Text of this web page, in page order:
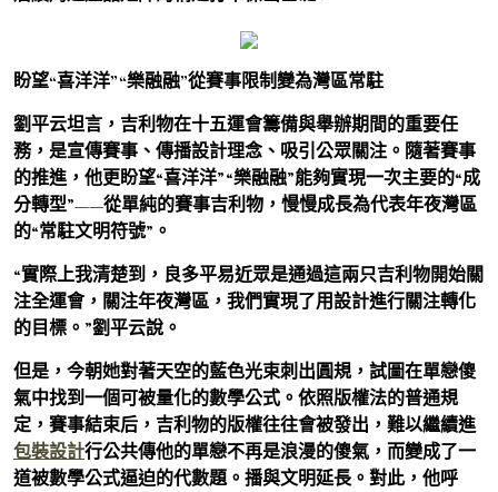
盼望“喜洋洋”“樂融融”從賽事限制變為灣區常駐
劉平云坦言，吉利物在十五運會籌備與舉辦期間的重要任
務，是宣傳賽事、傳播設計理念、吸引公眾關注。隨著賽事
的推進，他更盼望“喜洋洋”“樂融融”能夠實現一次主要的“成
分轉型”——從單純的賽事吉利物，慢慢成長為代表年夜灣區
的“常駐文明符號”。
“實際上我清楚到，良多平易近眾是通過這兩只吉利物開始關
注全運會，關注年夜灣區，我們實現了用設計進行關注轉化
的目標。”劉平云說。
但是，今朝她對著天空的藍色光束刺出圓規，試圖在單戀傻
氣中找到一個可被量化的數學公式。依照版權法的普通規
定，賽事結束后，吉利物的版權往往會被發出，難以繼續進
包裝設計行公共傳他的單戀不再是浪漫的傻氣，而變成了一
道被數學公式逼迫的代數題。播與文明延長。對此，他呼